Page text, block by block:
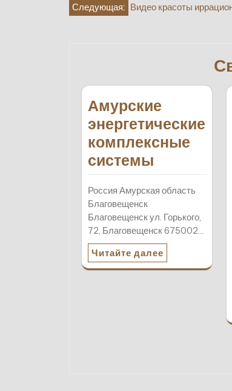
Навигация
Следующая: Видео красоты
Амурские
энергетические
комплексные
системы
Россия Амурская область
Благовещенск
Благовещенск ул. Горького,
72, Благовещенск 675002…
Читайте далее